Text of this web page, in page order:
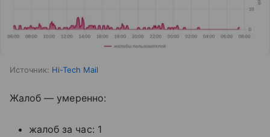
Источник: Hi-Tech Mail
Жалоб — умеренно:
жалоб за час: 1